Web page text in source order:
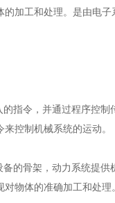
加工和处理。是由电子
指令，并通过程序控制
控制机械系统的运动。
的骨架，动力系统提供
物体的准确加工和处理。